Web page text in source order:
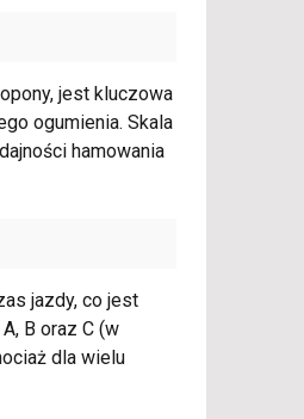
jest kluczowa
ogumienia. Skala
hamowania
jazdy, co jest
B oraz C (w
dla wielu